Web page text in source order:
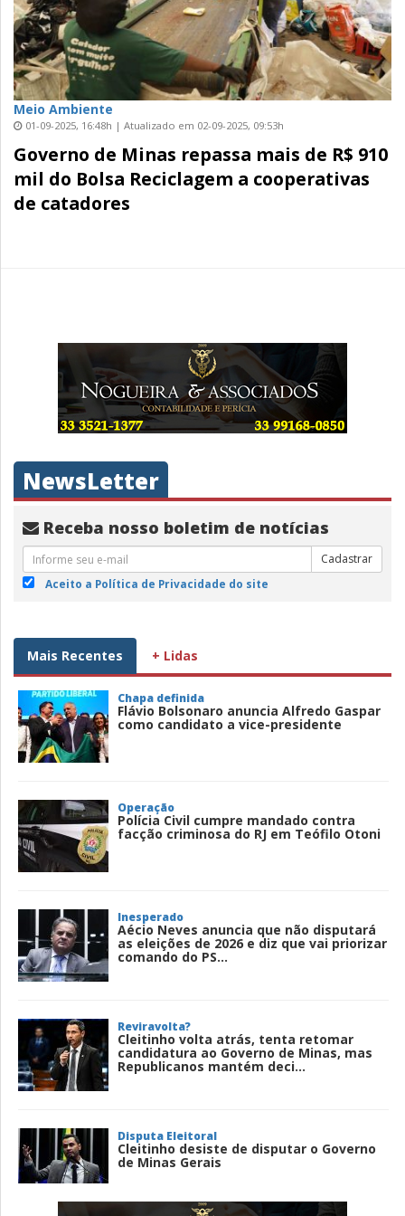
Meio Ambiente
01-09-2025, 16:48h | Atualizado em 02-09-2025, 09:53h
Governo de Minas repassa mais de R$ 910
mil do Bolsa Reciclagem a cooperativas
de catadores
NewsLetter
Receba nosso boletim de notícias
Cadastrar
Aceito a Política de Privacidade do site
Mais Recentes + Lidas
Chapa definida
Flávio Bolsonaro anuncia Alfredo Gaspar
como candidato a vice-presidente
Operação
Polícia Civil cumpre mandado contra
facção criminosa do RJ em Teófilo Otoni
Inesperado
Aécio Neves anuncia que não disputará
as eleições de 2026 e diz que vai priorizar
comando do PS...
Reviravolta?
Cleitinho volta atrás, tenta retomar
candidatura ao Governo de Minas, mas
Republicanos mantém deci...
Disputa Eleitoral
Cleitinho desiste de disputar o Governo
de Minas Gerais